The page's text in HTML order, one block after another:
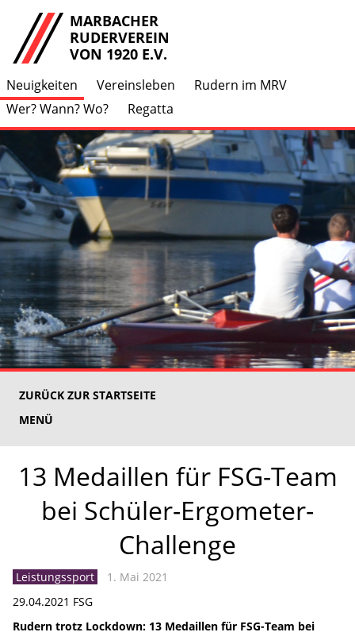
MARBACHER
RUDERVEREIN
VON 1920 E.V.
Neuigkeiten Vereinsleben
Rudern im MRV
Wer? Wann? Wo?
Regatta
ZURÜCK ZUR STARTSEITE
MENÜ
13 Medaillen für FSG-Team
bei Schüler-Ergometer-
Challenge
Leistungssport
1. Mai 2021
29.04.2021 FSG
Rudern trotz Lockdown: 13 Medaillen für FSG-Team bei